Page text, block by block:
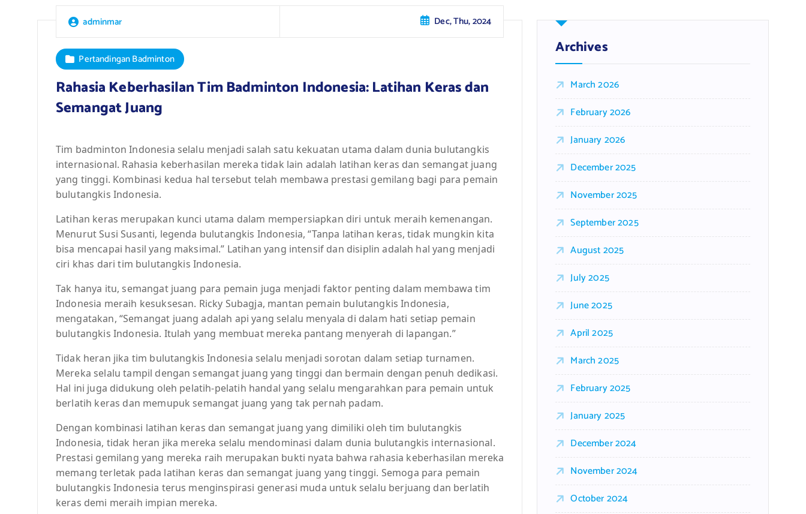
adminmar Dec, Thu, 2024
Pertandingan Badminton
Rahasia Keberhasilan Tim Badminton Indonesia: Latihan Keras dan
Semangat Juang
Tim badminton Indonesia selalu menjadi salah satu kekuatan utama dalam dunia bulutangkis
internasional. Rahasia keberhasilan mereka tidak lain adalah latihan keras dan semangat juang
yang tinggi. Kombinasi kedua hal tersebut telah membawa prestasi gemilang bagi para pemain
bulutangkis Indonesia.
Latihan keras merupakan kunci utama dalam mempersiapkan diri untuk meraih kemenangan.
Menurut Susi Susanti, legenda bulutangkis Indonesia, “Tanpa latihan keras, tidak mungkin kita
bisa mencapai hasil yang maksimal.” Latihan yang intensif dan disiplin adalah hal yang menjadi
ciri khas dari tim bulutangkis Indonesia.
Tak hanya itu, semangat juang para pemain juga menjadi faktor penting dalam membawa tim
Indonesia meraih kesuksesan. Ricky Subagja, mantan pemain bulutangkis Indonesia,
mengatakan, “Semangat juang adalah api yang selalu menyala di dalam hati setiap pemain
bulutangkis Indonesia. Itulah yang membuat mereka pantang menyerah di lapangan.”
Tidak heran jika tim bulutangkis Indonesia selalu menjadi sorotan dalam setiap turnamen.
Mereka selalu tampil dengan semangat juang yang tinggi dan bermain dengan penuh dedikasi.
Hal ini juga didukung oleh pelatih-pelatih handal yang selalu mengarahkan para pemain untuk
berlatih keras dan memupuk semangat juang yang tak pernah padam.
Dengan kombinasi latihan keras dan semangat juang yang dimiliki oleh tim bulutangkis
Indonesia, tidak heran jika mereka selalu mendominasi dalam dunia bulutangkis internasional.
Prestasi gemilang yang mereka raih merupakan bukti nyata bahwa rahasia keberhasilan mereka
memang terletak pada latihan keras dan semangat juang yang tinggi. Semoga para pemain
bulutangkis Indonesia terus menginspirasi generasi muda untuk selalu berjuang dan berlatih
keras demi meraih impian mereka.
Archives
March 2026
February 2026
January 2026
December 2025
November 2025
September 2025
August 2025
July 2025
June 2025
April 2025
March 2025
February 2025
January 2025
December 2024
November 2024
October 2024